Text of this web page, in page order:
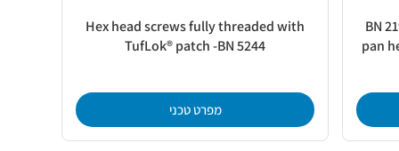
BN
pan
Hex head screws fully threaded with
TufLok® patch -BN 5244
מפרט טכני